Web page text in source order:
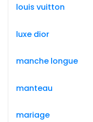
louis vuitton
luxe dior
manche longue
manteau
mariage